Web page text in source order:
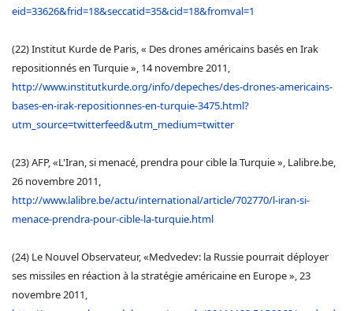
eid=33626&frid=18&seccatid=35&cid=18&fromval=1
(22) Institut Kurde de Paris, « Des drones américains basés en Irak
repositionnés en Turquie », 14 novembre 2011,
http://www.institutkurde.org/info/depeches/des-drones-americains-
bases-en-irak-repositionnes-en-turquie-3475.html?
utm_source=twitterfeed&utm_medium=twitter
(23) AFP, «L'Iran, si menacé, prendra pour cible la Turquie », Lalibre.be,
26 novembre 2011,
http://www.lalibre.be/actu/international/article/702770/l-iran-si-
menace-prendra-pour-cible-la-turquie.html
(24) Le Nouvel Observateur, «Medvedev: la Russie pourrait déployer
ses missiles en réaction à la stratégie américaine en Europe », 23
novembre 2011,